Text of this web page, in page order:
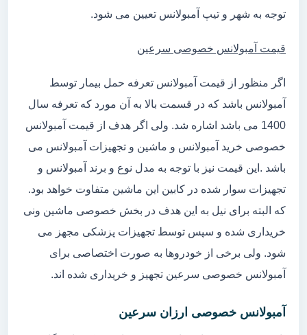
توجه به شهر و تیپ آمبولانس تعیین می شود.
قیمت آمبولانس خصوصی سرعین
اگر منظور از قیمت آمبولانس تعرفه حمل بیمار توسط
آمبولانس باشد که در قسمت بالا به آن مورد که تعرفه سال
1400 می باشد اشاره شد. ولی اگر هدف از قیمت آمبولانس
خصوصی خرید آمبولانس و ماشین و تجهیزات آمبولانس می
باشد .این قیمت نیز با توجه به مدل نوع و برند آمبولانس و
تجهیزات سوار شده در کابین این ماشین متفاوت خواهد بود.
که البته برای نیل به این هدف در بخش خصوصی ماشین ونی
خریداری شده و سپس توسط تجهیزات پزشکی مجهز می
شود. ولی برخی از خودروها به صورت اختصاصی برای
آمبولانس خصوصی سرعین تجهیز و خریداری شده اند.
آمبولانس خصوصی ارزان سرعین